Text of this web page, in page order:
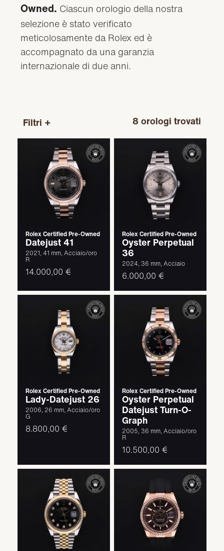
Owned. Ciascun orologio della nostra
selezione è stato verificato
meticolosamente da Rolex ed è
accompagnato da una garanzia
internazionale di due anni.
Filtri + 8 orologi trovati
Rolex Certified Pre-Owned
Datejust 41
2021, 41 mm, Acciaio/oro
R
14.000,00 €
Rolex Certified Pre-Owned
Oyster Perpetual
36
2024, 36 mm, Acciaio
6.000,00 €
Rolex Certified Pre-Owned
Lady-Datejust 26
2006, 26 mm, Acciaio/oro
G
8.800,00 €
Rolex Certified Pre-Owned
Oyster Perpetual
Datejust Turn-O-
Graph
2005, 36 mm, Acciaio/oro
R
10.500,00 €